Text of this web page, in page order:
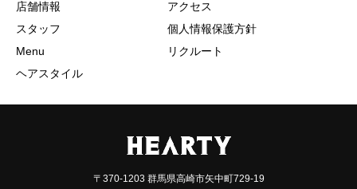
店舗情報
スタッフ
Menu
ヘアスタイル
アクセス
個人情報保護方針
リクルート
〒370-1203 群馬県高崎市矢中町729-19